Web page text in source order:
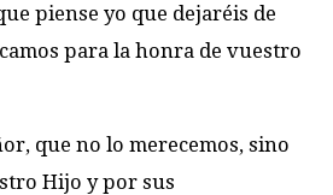
piense yo que dejaréis de
para la honra de vuestro
que no lo merecemos, sino
Hijo y por sus